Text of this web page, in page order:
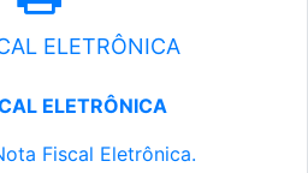
ELETRÔNICA
ELETRÔNICA
Fiscal Eletrônica.